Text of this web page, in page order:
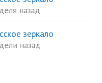
назад
зеркало
назад